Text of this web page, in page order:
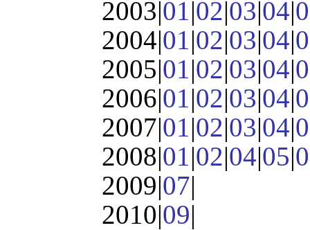
2003|01|02|03|04|
2004|01|02|03|04|
2005|01|02|03|04|
2006|01|02|03|04|
2007|01|02|03|04|
2008|01|02|04|05|
2009|07|
2010|09|